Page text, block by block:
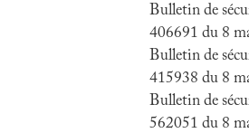
Bulletin de
406691 du 8
Bulletin de
415938 du 8
Bulletin de
562051 du 8